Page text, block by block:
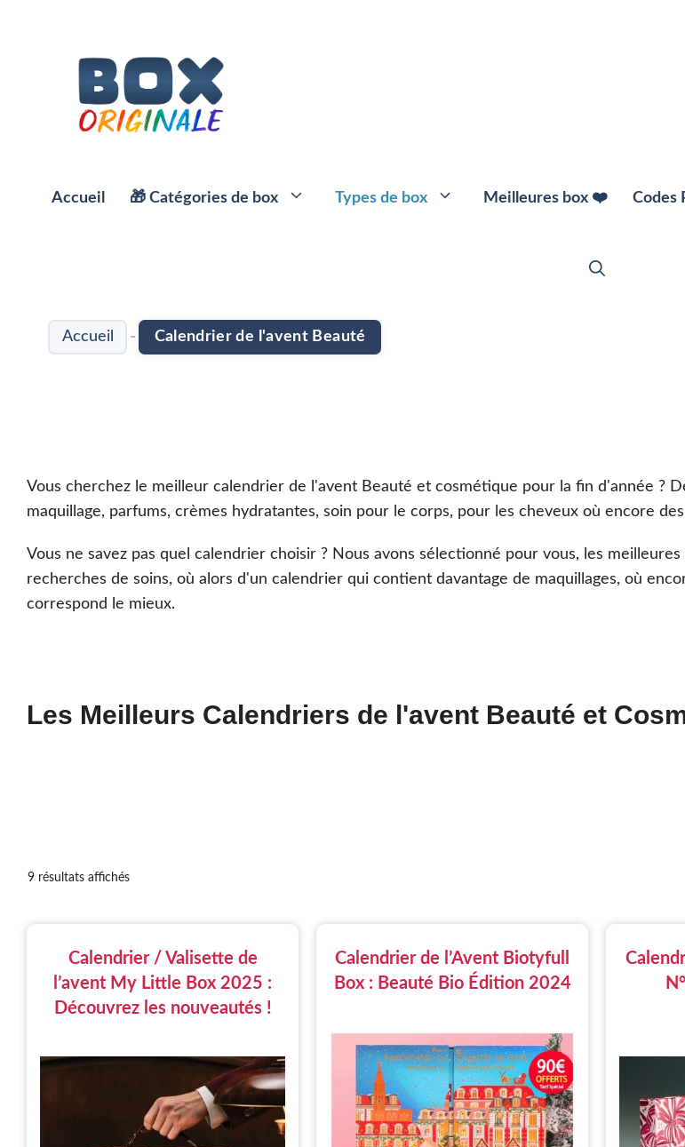
contenu
Accueil 🎁 Catégories de box
🍱 Box et paniers repas
🌶️ Box Épicerie Fine
🥩 Box Charcuterie
🌱 Box Thé
Types de box Meilleures box ❤️ Codes
Accueil - Calendrier de l'avent Beauté
Vous cherchez le meilleur calendrier de l'avent Beauté et cosmétique pour la fin d'année ?
maquillage, parfums, crèmes hydratantes, soin pour le corps, pour les cheveux où encore
Vous ne savez pas quel calendrier choisir ? Nous avons sélectionné pour vous, les
recherches de soins, où alors d'un calendrier qui contient davantage de maquillages, où
correspond le mieux.
Les Meilleurs Calendriers de l'avent Beauté et
9 résultats affichés
Calendrier / Valisette de
l’avent My Little Box 2025 :
Découvrez les nouveautés !
Calendrier de l’Avent Biotyfull
Box : Beauté Bio Édition 2024